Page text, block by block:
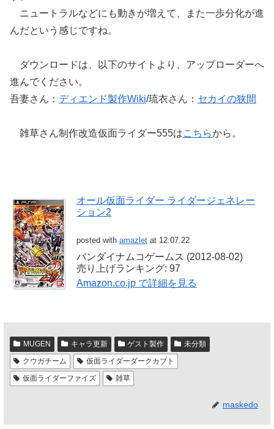
ニュートラルなどにも動きが増えて、また一歩分化が進
んだという感じですね。
ダウンロードは、以下のサイトより、アップローダーへ
進んでください。
吾妻さん： ディエンド製作Wiki/琉衣さん： セカイの狭間
雑草さん制作改造仮面ライダー555はこちらから。
オール仮面ライダー ライダージェネレー
ション2
posted with amazlet at 12.07.22
バンダイナムコゲームス (2012-08-02)
売り上げランキング: 97
Amazon.co.jp で詳細を見る
MUGEN キャラ更新 ゲスト製作
未分類
クウガチーム
仮面ライダーダークカブト
仮面ライダーファイズ
雑草
maskedo